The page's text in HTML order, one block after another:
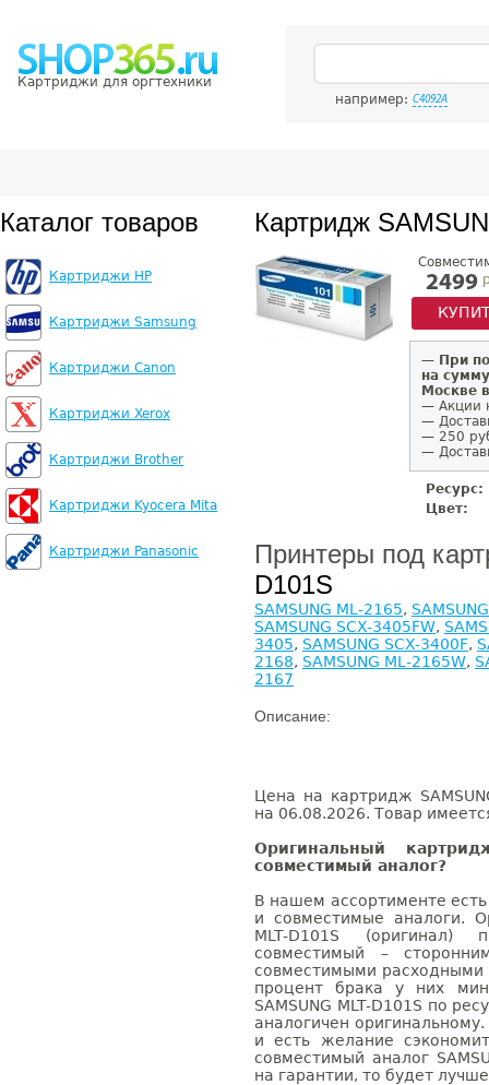
Картриджи для оргтехники
например: C4092A
Каталог товаров
Картриджи HP
Картриджи Samsung
Картриджи Canon
Картриджи Xerox
Картриджи Brother
Картриджи Kyocera Mita
Картриджи Panasonic
Картридж
2499
— При
на
Москве
— Акции
—
— 250
—
Ресурс:
Цвет:
Принтеры под
D101S
SAMSUNG ML-2165,
SAMSUNG SCX-3405FW,
3405, SAMSUNG SCX-3400F,
2168, SAMSUNG ML-2165W,
2167
Описание:
Цена на картридж
на 06.08.2026. Товар
Оригинальный
совместимый аналог?
В нашем ассортименте
и совместимые аналоги.
MLT-D101S (оригинал)
совместимый –
совместимыми расходными
процент брака у них
SAMSUNG MLT-D101S по
аналогичен
и есть желание
совместимый аналог
на гарантии, то будет